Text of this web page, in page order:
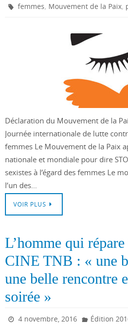
femmes, Mouvement de la Paix,
Déclaration du Mouvement de la
Journée internationale de lutte
femmes Le Mouvement de la Paix
nationale et mondiale pour dire
sexistes à l’égard des femmes Le
l’un des…
VOIR PLUS
L’homme qui
CINE TNB : « une
une belle rencontre
soirée »
4 novembre, 2016
Édition